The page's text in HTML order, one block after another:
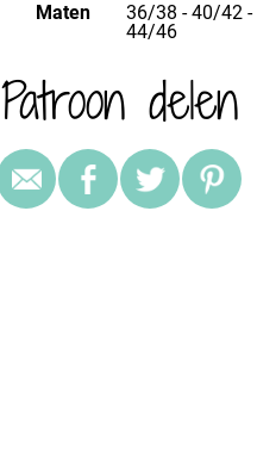
Maten
36/38 - 40/42 -
44/46
Patroon delen